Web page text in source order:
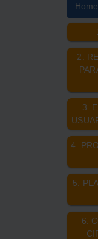
Home
2.
3.
4.
5.
6.